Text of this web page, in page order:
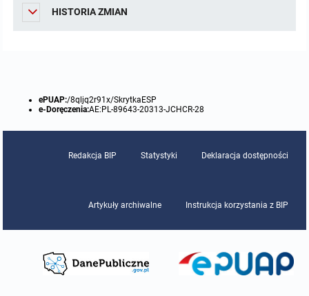
HISTORIA ZMIAN
ePUAP:/8qljq2r91x/SkrytkaESP
e-Doręczenia:AE:PL-89643-20313-JCHCR-28
Redakcja BIP Statystyki Deklaracja dostępności
Artykuły archiwalne Instrukcja korzystania z BIP